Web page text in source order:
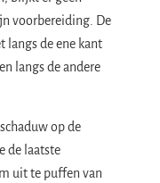
voorbereiding. De
langs de ene kant
langs de andere
op de
de laatste
uit te puffen van